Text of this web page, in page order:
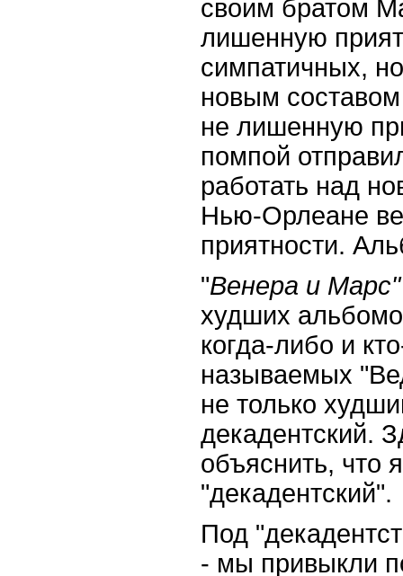
своим братом
лишенную
симпатичных,
новым
не лишенную
помпой
работать над
Нью-Орлеане
приятности.
"Венера и Марс"
худших
когда-либо и
называемых
не только
декадентский.
объяснить, что
"декадентский".
Под
- мы привыкли